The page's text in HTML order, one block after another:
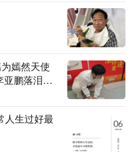
嫣然天使
鹏落泪感
元，也
元
人生过好最